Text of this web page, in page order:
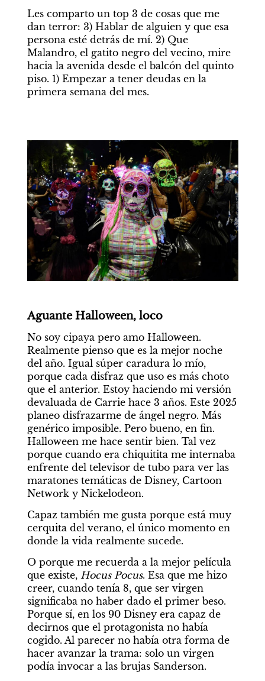
Les comparto un top 3 de cosas que me
dan terror: 3) Hablar de alguien y que esa
persona esté detrás de mí. 2) Que
Malandro, el gatito negro del vecino, mire
hacia la avenida desde el balcón del quinto
piso. 1) Empezar a tener deudas en la
primera semana del mes.
Aguante Halloween, loco
No soy cipaya pero amo Halloween.
Realmente pienso que es la mejor noche
del año. Igual súper caradura lo mío,
porque cada disfraz que uso es más choto
que el anterior. Estoy haciendo mi versión
devaluada de Carrie hace 3 años. Este 2025
planeo disfrazarme de ángel negro. Más
genérico imposible. Pero bueno, en fin.
Halloween me hace sentir bien. Tal vez
porque cuando era chiquitita me internaba
enfrente del televisor de tubo para ver las
maratones temáticas de Disney, Cartoon
Network y Nickelodeon.
Capaz también me gusta porque está muy
cerquita del verano, el único momento en
donde la vida realmente sucede.
O porque me recuerda a la mejor película
que existe, Hocus Pocus. Esa que me hizo
creer, cuando tenía 8, que ser virgen
significaba no haber dado el primer beso.
Porque sí, en los 90 Disney era capaz de
decirnos que el protagonista no había
cogido. Al parecer no había otra forma de
hacer avanzar la trama: solo un virgen
podía invocar a las brujas Sanderson.